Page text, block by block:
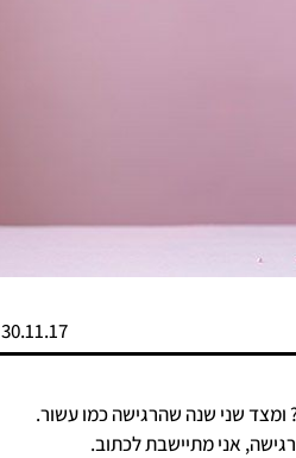
30.11.17 יום ה'
שני שנה שהרגישה כמו עשור.
אני מתיישבת לכתוב.